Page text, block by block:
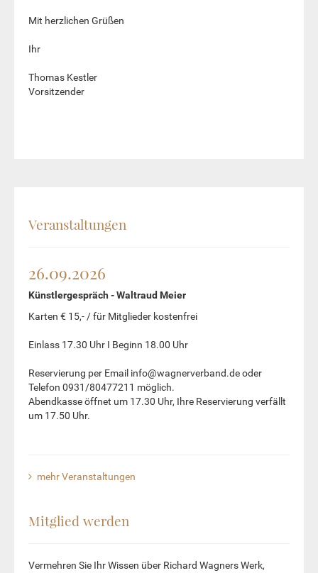
Mit herzlichen Grüßen
Ihr
Thomas Kestler
Vorsitzender
Veranstaltungen
26.09.2026
Künstlergespräch - Waltraud Meier
Karten € 15,- / für Mitglieder kostenfrei
Einlass 17.30 Uhr I Beginn 18.00 Uhr
Reservierung per Email info@wagnerverband.de oder
Telefon 0931/80477211 möglich.
Abendkasse öffnet um 17.30 Uhr, Ihre Reservierung verfällt
um 17.50 Uhr.
mehr Veranstaltungen
Mitglied werden
Vermehren Sie Ihr Wissen über Richard Wagners Werk,